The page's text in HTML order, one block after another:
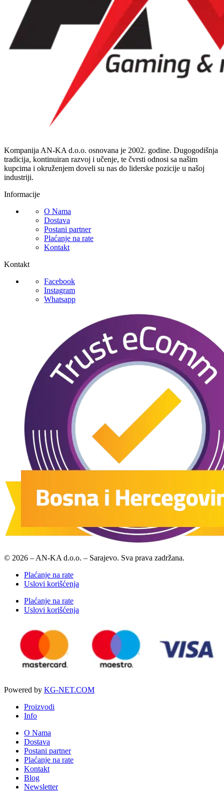
Kompanija AN-KA d.o.o. osnovana je 2002. godine. Dugogodišnja
tradicija, kontinuiran razvoj i učenje, te čvrsti odnosi sa našim
kupcima i okruženjem doveli su nas do liderske pozicije u našoj
industriji.
Informacije
O Nama
Dostava
Postani partner
Plaćanje na rate
Kontakt
Kontakt
Facebook
Instagram
Whatsapp
© 2026 – AN-KA d.o.o. – Sarajevo. Sva prava zadržana.
Plaćanje na rate
Uslovi korišćenja
Plaćanje na rate
Uslovi korišćenja
Powered by KG-NET.COM
Proizvodi
Info
O Nama
Dostava
Postani partner
Plaćanje na rate
Kontakt
Blog
Newsletter